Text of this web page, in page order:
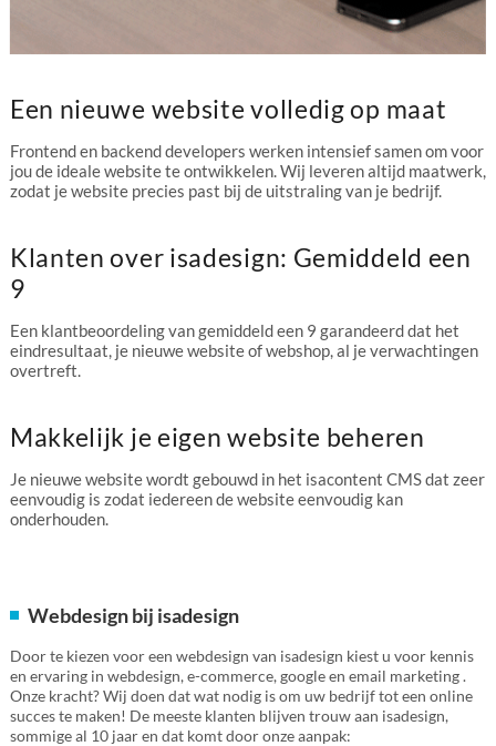
Een nieuwe website volledig op maat
Frontend en backend developers werken intensief samen om voor
jou de ideale website te ontwikkelen. Wij leveren altijd maatwerk,
zodat je website precies past bij de uitstraling van je bedrijf.
Klanten over isadesign: Gemiddeld een
9
Een klantbeoordeling van gemiddeld een 9 garandeerd dat het
eindresultaat, je nieuwe website of webshop, al je verwachtingen
overtreft.
Makkelijk je eigen website beheren
Je nieuwe website wordt gebouwd in het isacontent CMS dat zeer
eenvoudig is zodat iedereen de website eenvoudig kan
onderhouden.
Webdesign bij isadesign
Door te kiezen voor een webdesign van isadesign kiest u voor kennis
en ervaring in webdesign, e-commerce, google en email marketing .
Onze kracht? Wij doen dat wat nodig is om uw bedrijf tot een online
succes te maken! De meeste klanten blijven trouw aan isadesign,
sommige al 10 jaar en dat komt door onze aanpak: